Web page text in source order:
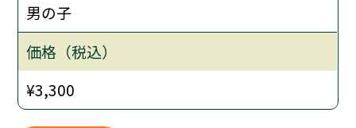
男の子
価格（税込）
¥3,300